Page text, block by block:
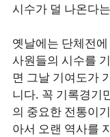
시수가 덜 나온다
옛날에는 단체전
사원들의 시수를
면 그날 기여도가
니다. 꼭 기록경기
의 중요한 전통이
아서 오랜 역사를